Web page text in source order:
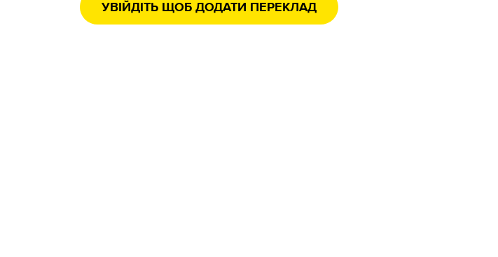
УВІЙДІТЬ ЩОБ ДОДАТИ ПЕРЕКЛАД